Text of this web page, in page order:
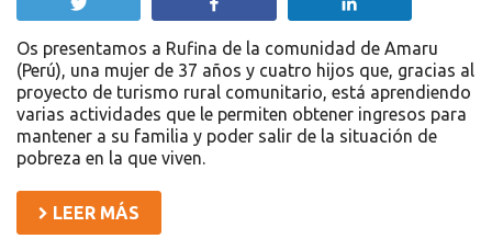
Os presentamos a Rufina de la comunidad de Amaru
(Perú), una mujer de 37 años y cuatro hijos que, gracias al
proyecto de turismo rural comunitario, está aprendiendo
varias actividades que le permiten obtener ingresos para
mantener a su familia y poder salir de la situación de
pobreza en la que viven.
LEER MÁS